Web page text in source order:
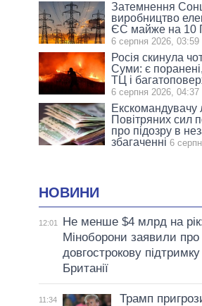
Затемнення
виробництво
ЄС майже на 10
6 серпня 2026, 03:59
Росія скинула
Суми: є
ТЦ і
6 серпня 2026, 04:37
Екскомандувачу
Повітряних сил
про підозру в
збагаченні 6
НОВИНИ
12:01
Не менше $4 млрд на
Міноборони заявили про
довгострокову підтримку
Британії
11:34
Трамп